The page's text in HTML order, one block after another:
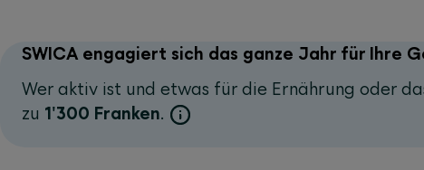
SWICA engagiert sich das ganze Jahr für Ihre
Wer aktiv ist und etwas für die Ernährung oder
zu 1'300 Franken.